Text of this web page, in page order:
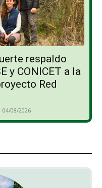
respaldo
y CONICET a la
Red
04/08/2026